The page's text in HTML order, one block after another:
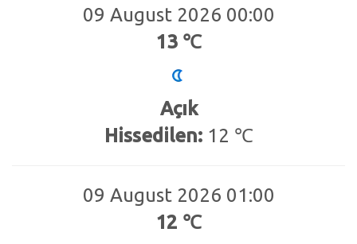
09 August 2026 00:00
13 ℃
Açık
Hissedilen:12 ℃
09 August 2026 01:00
12 ℃